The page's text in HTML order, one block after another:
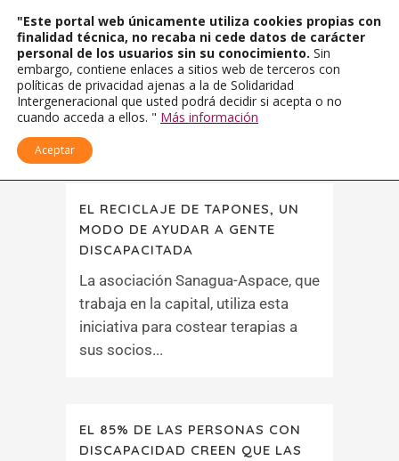
EL RECICLAJE DE TAPONES, UN
MODO DE AYUDAR A GENTE
DISCAPACITADA
La asociación Sanagua-Aspace, que
trabaja en la capital, utiliza esta
iniciativa para costear terapias a
sus socios...
EL 85% DE LAS PERSONAS CON
DISCAPACIDAD CREEN QUE LAS
"Este portal web únicamente utiliza cookies propias con
finalidad técnica, no recaba ni cede datos de carácter
personal de los usuarios sin su conocimiento. Sin
embargo, contiene enlaces a sitios web de terceros con
políticas de privacidad ajenas a la de Solidaridad
Intergeneracional que usted podrá decidir si acepta o no
cuando acceda a ellos. " Más información
Aceptar